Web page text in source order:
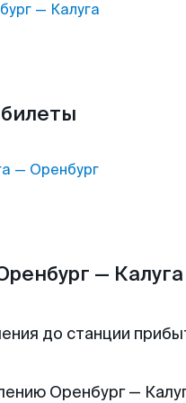
— Калуга
— Оренбург
— Калуга
до станции
Оренбург —